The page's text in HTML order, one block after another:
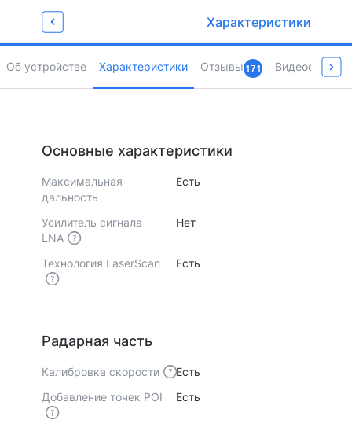
Забирай промокод
Newget500
Об устройстве Характеристики Отзывы171 Видеообзоры
Характеристики
Основные характеристики
Максимальная
дальность
Есть
Усилитель сигнала
LNA
Нет
Технология LaserScan Есть
Радарная часть
Калибровка скорости
Есть
Добавление точек POI
Есть